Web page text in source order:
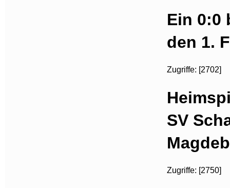
Ein 0:0
den 1.
Zugriffe: [2702]
SV
Zugriffe: [2750]